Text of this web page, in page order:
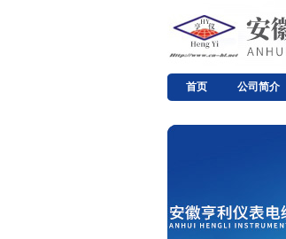
首页 公司简介